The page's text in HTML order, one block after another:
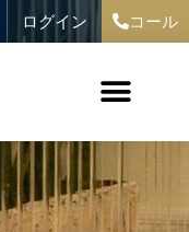
ログイン コール